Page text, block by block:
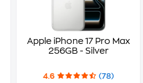
Apple iPhone 17 Pro Max
256GB - Silver
4.6 (78)